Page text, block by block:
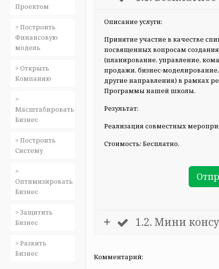
Описание услуги:
Принятие участие в качестве
посвященных вопросам
(планирование, управление,
продажи, бизнес-
другие направления) в рамках
Программы нашей школы.
Результат:
Реализация совместных
Стоимость: Бесплатно.
1.2. Мини
Комментарий:
Проектом
> Построить
Финансовую
модель
> Открыть
Компанию
>
Масштабировать
Бизнес
> Построить
Систему
>
Оптимизировать
Бизнес
> Защитить
Бизнес
> Развить
Бизнес